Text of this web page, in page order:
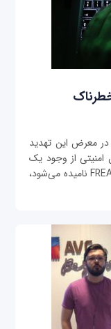
معرض این تهدید
3 مارس محققان امنیتی از وجود یک
آسیب‌پذیری جدید در SSL/TLS که حمله FREAK نامیده می‌شود،